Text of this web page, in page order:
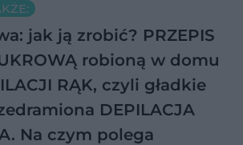
jak ją zrobić? PRZEPIS
robioną w domu
RĄK, czyli gładkie
DEPILACJA
Na czym polega